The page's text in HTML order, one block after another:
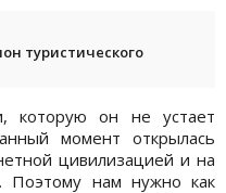
туристического
которую он не устает
момент открылась
цивилизацией и на
Поэтому нам нужно как